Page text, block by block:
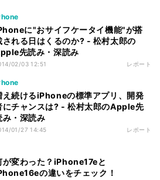
に"おサイフケータイ機能"が搭
される日はくるのか? - 松村太郎の
先読み・深読み
02/03 12:51 レポート
え続けるiPhoneの標準アプリ、開発
にチャンスは? - 松村太郎のApple先
み・深読み
01/27 14:45 レポート
が変わった？iPhone17eと
の違いをチェック！